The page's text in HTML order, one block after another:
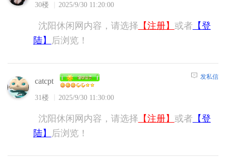
30楼 2025/9/30 11:20:00
沈阳休闲网内容，请选择 【注册】 或者 【登
陆】
后浏览！
catcpt
31楼 2025/9/30 11:30:00
发私信
沈阳休闲网内容，请选择 【注册】 或者 【登
陆】
后浏览！